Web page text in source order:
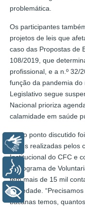
problemática.
Os participantes
projetos de leis que
caso das Propostas de
108/2019, que
profissional, e a n.º 32/
função da pandemia
Legislativo segue
Nacional prioriza
calamidade em saúde
Outro ponto discutido
ações realizadas pelos
Institucional do CFC e
o Programa de
tem mais de 15 mil
sociedade.
bacanas temos,
Libras
Voz
+